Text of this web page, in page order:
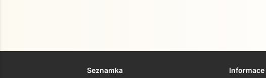
Seznamka
Informace